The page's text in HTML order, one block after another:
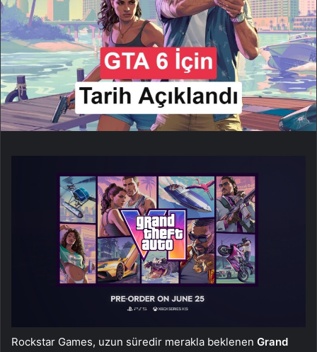
Rockstar Games, uzun süredir merakla beklenen Grand